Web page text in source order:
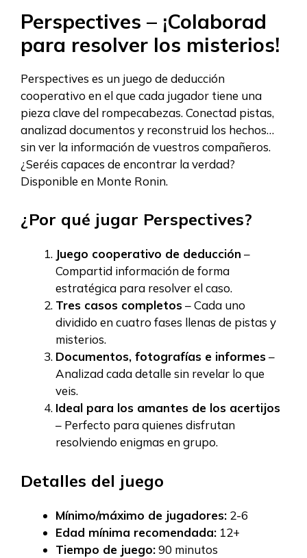
Perspectives – ¡Colaborad
para resolver los misterios!
Perspectives es un juego de deducción
cooperativo en el que cada jugador tiene una
pieza clave del rompecabezas. Conectad pistas,
analizad documentos y reconstruid los hechos…
sin ver la información de vuestros compañeros.
¿Seréis capaces de encontrar la verdad?
Disponible en Monte Ronin.
¿Por qué jugar Perspectives?
Juego cooperativo de deducción –
Compartid información de forma
estratégica para resolver el caso.
Tres casos completos– Cada uno
dividido en cuatro fases llenas de pistas y
misterios.
Documentos, fotografías e informes–
Analizad cada detalle sin revelar lo que
veis.
Ideal para los amantes de los acertijos
– Perfecto para quienes disfrutan
resolviendo enigmas en grupo.
Detalles del juego
Mínimo/máximo de jugadores: 2-6
Edad mínima recomendada: 12+
Tiempo de juego:90 minutos